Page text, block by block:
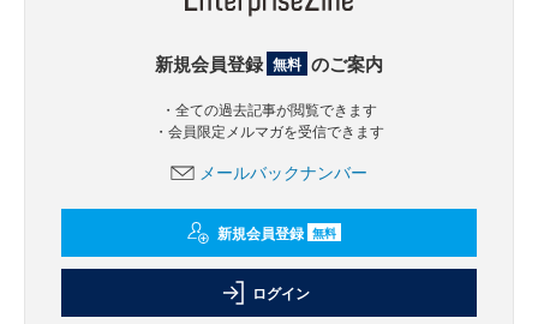
新規会員登録 無料 のご案内
・全ての過去記事が閲覧できます
・会員限定メルマガを受信できます
メールバックナンバー
新規会員登録 無料
ログイン